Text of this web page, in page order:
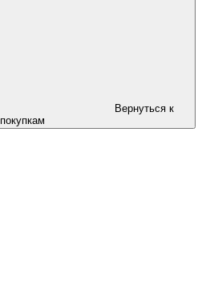
Вернуться к
покупкам